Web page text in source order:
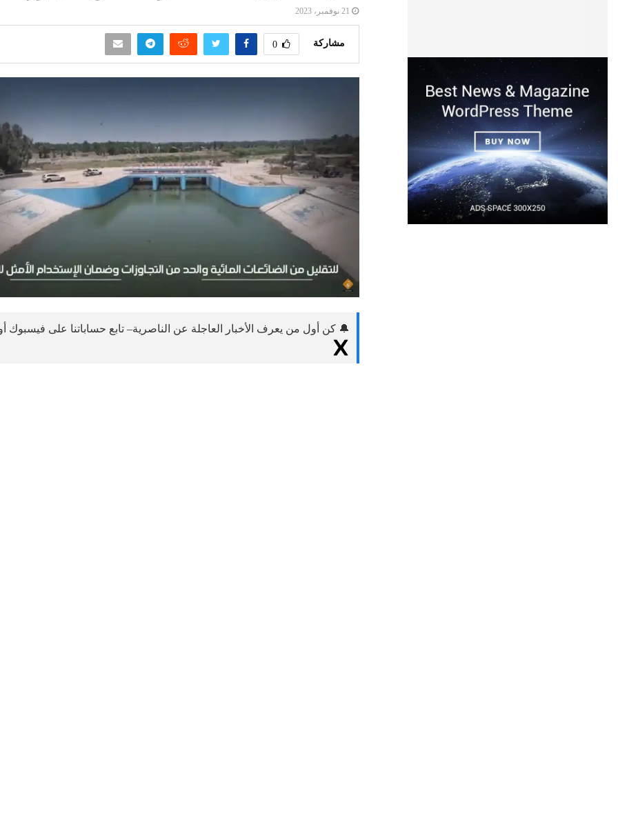
21 نوفمبر، 2023
مشاركة 0
🔔 كن أول من يعرف الأخبار العاجلة عن الناصرية– تابع حساباتنا على فيسبوك